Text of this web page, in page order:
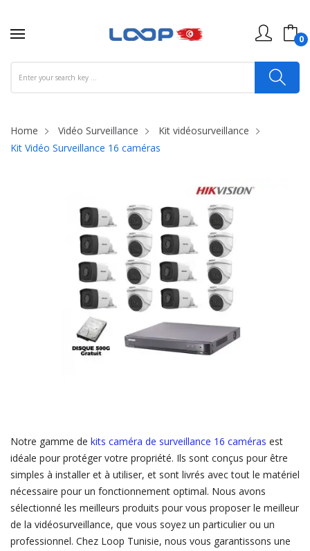
0
Home Vidéo Surveillance
Kit vidéosurveillance
Kit Vidéo Surveillance 16 caméras
Notre gamme de kits caméra de surveillance 16 caméras est
idéale pour protéger votre propriété. Ils sont conçus pour être
simples à installer et à utiliser, et sont livrés avec tout le matériel
nécessaire pour un fonctionnement optimal. Nous avons
sélectionné les meilleurs produits pour vous proposer le meilleur
de la vidéosurveillance, que vous soyez un particulier ou un
professionnel. Chez Loop Tunisie, nous vous garantissons une